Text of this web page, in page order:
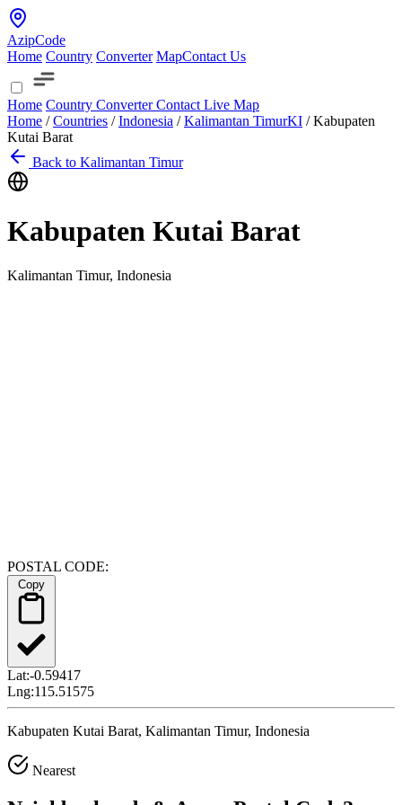
AzipCode
Home Country Converter MapContact Us
Home Country ConverterContact Live Map
Home / Countries / Indonesia / Kalimantan TimurKI / Kabupaten
Kutai Barat
Back to Kalimantan Timur
Kabupaten Kutai Barat
Kalimantan Timur, Indonesia
POSTAL CODE:
Lat:-0.59417
Lng:115.51575
Kabupaten Kutai Barat, Kalimantan Timur, Indonesia
Nearest